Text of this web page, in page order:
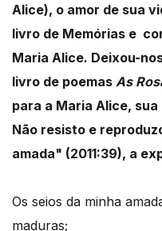
Alice), o amor de sua
livro de Memórias e
Maria Alice. Deixou-
livro de poemas As
para a Maria Alice, sua
Não resisto e
amada" (2011:39), a
Os seios da minha
maduras;